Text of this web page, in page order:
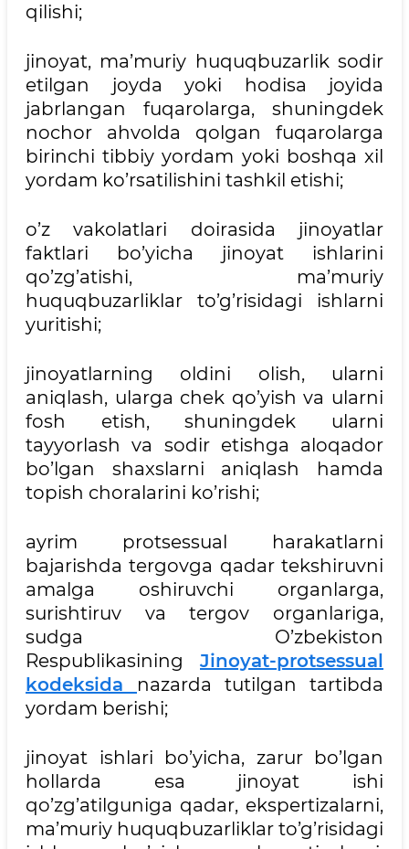
qilishi;
jinoyat, ma’muriy huquqbuzarlik sodir
etilgan joyda yoki hodisa joyida
jabrlangan fuqarolarga, shuningdek
nochor ahvolda qolgan fuqarolarga
birinchi tibbiy yordam yoki boshqa xil
yordam ko’rsatilishini tashkil etishi;
o’z vakolatlari doirasida jinoyatlar
faktlari bo’yicha jinoyat ishlarini
qo’zg’atishi, ma’muriy
huquqbuzarliklar to’g’risidagi ishlarni
yuritishi;
jinoyatlarning oldini olish, ularni
aniqlash, ularga chek qo’yish va ularni
fosh etish, shuningdek ularni
tayyorlash va sodir etishga aloqador
bo’lgan shaxslarni aniqlash hamda
topish choralarini ko’rishi;
ayrim protsessual harakatlarni
bajarishda tergovga qadar tekshiruvni
amalga oshiruvchi organlarga,
surishtiruv va tergov organlariga,
sudga O’zbekiston
Respublikasining Jinoyat-protsessual
kodeksida nazarda tutilgan tartibda
yordam berishi;
jinoyat ishlari bo’yicha, zarur bo’lgan
hollarda esa jinoyat ishi
qo’zg’atilguniga qadar, ekspertizalarni,
ma’muriy huquqbuzarliklar to’g’risidagi